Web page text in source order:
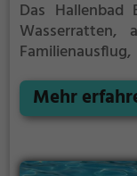
Das
kommt jeder auf
Mehr